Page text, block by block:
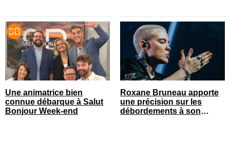
Une animatrice bien
connue débarque à Salut
Bonjour Week-end
Roxane Bruneau apporte
une précision sur les
débordements à son